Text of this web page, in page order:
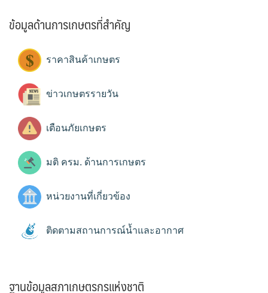
ข้อมูลด้านการเกษตรที่สำคัญ
ราคาสินค้าเกษตร
ข่าวเกษตรรายวัน
เตือนภัยเกษตร
มติ ครม. ด้านการเกษตร
หน่วยงานที่เกี่ยวข้อง
ติดตามสถานการณ์น้ำและอากาศ
ฐานข้อมูลสภาเกษตรกรแห่งชาติ